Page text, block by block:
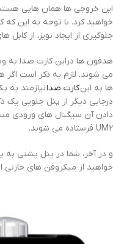
این خروجی ها همان هایی
جلوگیری از ایجاد نویز، از کابل
ها به اینکارت صدانیازمند به
دادن آن سیگنال های ورودی
UM2 فرستاده می شوند.
و در آخر، شما در پنل پشتی به
خواهید از میکروفن های خازنی